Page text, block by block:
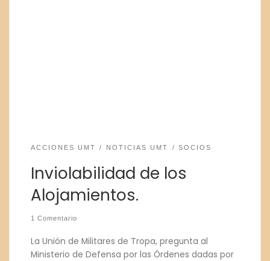
ACCIONES UMT NOTICIAS UMT SOCIOS
Inviolabilidad de los
Alojamientos.
1 Comentario
La Unión de Militares de Tropa, pregunta al
Ministerio de Defensa por las Órdenes dadas por